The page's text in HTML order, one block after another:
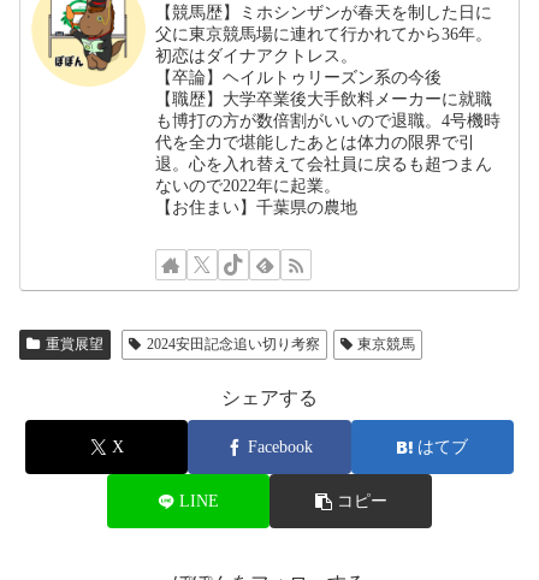
【競馬歴】ミホシンザンが春天を制した日に
父に東京競馬場に連れて行かれてから36年。
初恋はダイナアクトレス。
【卒論】ヘイルトゥリーズン系の今後
【職歴】大学卒業後大手飲料メーカーに就職
も博打の方が数倍割がいいので退職。4号機時
代を全力で堪能したあとは体力の限界で引
退。心を入れ替えて会社員に戻るも超つまん
ないので2022年に起業。
【お住まい】千葉県の農地
重賞展望 2024安田記念追い切り考察 東京競馬
シェアする
X Facebook はてブ
LINE コピー